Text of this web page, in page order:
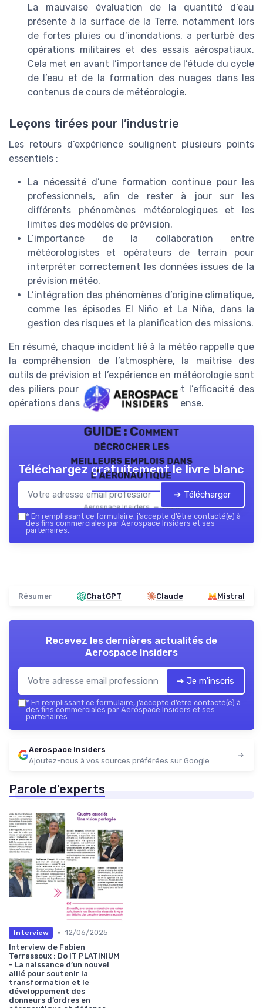
La mauvaise évaluation de la quantité d’eau
présente à la surface de la Terre, notamment lors
de fortes pluies ou d’inondations, a perturbé des
opérations militaires et des essais aérospatiaux.
Cela met en avant l’importance de l’étude du cycle
de l’eau et de la formation des nuages dans les
contenus de cours de météorologie.
Leçons tirées pour l’industrie
Les retours d’expérience soulignent plusieurs points
essentiels :
La nécessité d’une formation continue pour les
professionnels, afin de rester à jour sur les
différents phénomènes météorologiques et les
limites des modèles de prévision.
L’importance de la collaboration entre
météorologistes et opérateurs de terrain pour
interpréter correctement les données issues de la
prévision météo.
L’intégration des phénomènes d’origine climatique,
comme les épisodes El Niño et La Niña, dans la
gestion des risques et la planification des missions.
En résumé, chaque incident lié à la météo rappelle que
la compréhension de l’atmosphère, la maîtrise des
outils de prévision et l’expérience en météorologie sont
des piliers pour garantir la sécurité et l’efficacité des
opérations dans l’aérospatiale et la défense.
GUIDE : Comment
décrocher les
meilleurs emplois dans
l’aéronautique
Aerospace Insiders — 2026
Téléchargez gratuitement le livre blanc
➔ Télécharger
* En remplissant ce formulaire, j’accepte d’être contacté(e) à
des fins commerciales par Aerospace Insiders et ses
partenaires.
Résumer ChatGPT Claude Mistral
Recevez les dernières actualités de
Aerospace Insiders
➔ Je m'inscris
* En remplissant ce formulaire, j’accepte d’être contacté(e) à
des fins commerciales par Aerospace Insiders et ses
partenaires.
Aerospace Insiders
Ajoutez-nous à vos sources préférées sur Google
Parole d'experts
Interview • 12/06/2025
Interview de Fabien
Terrassoux : Do iT PLATINIUM
- La naissance d’un nouvel
allié pour soutenir la
transformation et le
développement des
donneurs d’ordres en